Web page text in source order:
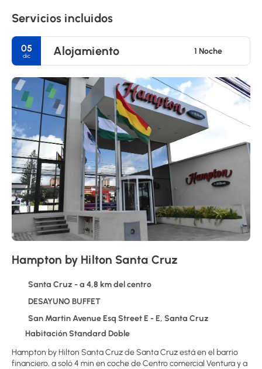
Servicios incluidos
05
dic Alojamiento 1 Noche
Hampton by Hilton Santa Cruz
Santa Cruz - a 4,8 km del centro
DESAYUNO BUFFET
San Martin Avenue Esq Street E - E, Santa Cruz
Habitación Standard Doble
Hampton by Hilton Santa Cruz de Santa Cruz está en el barrio
financiero, a solo 4 min en coche de Centro comercial Ventura y a